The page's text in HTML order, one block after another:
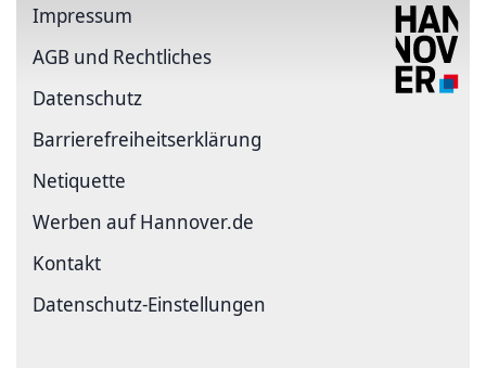
Impressum
AGB und Rechtliches
Datenschutz
Barriere­freiheits­erklärung
Netiquette
Werben auf Hannover.de
Kontakt
Datenschutz-Einstellungen